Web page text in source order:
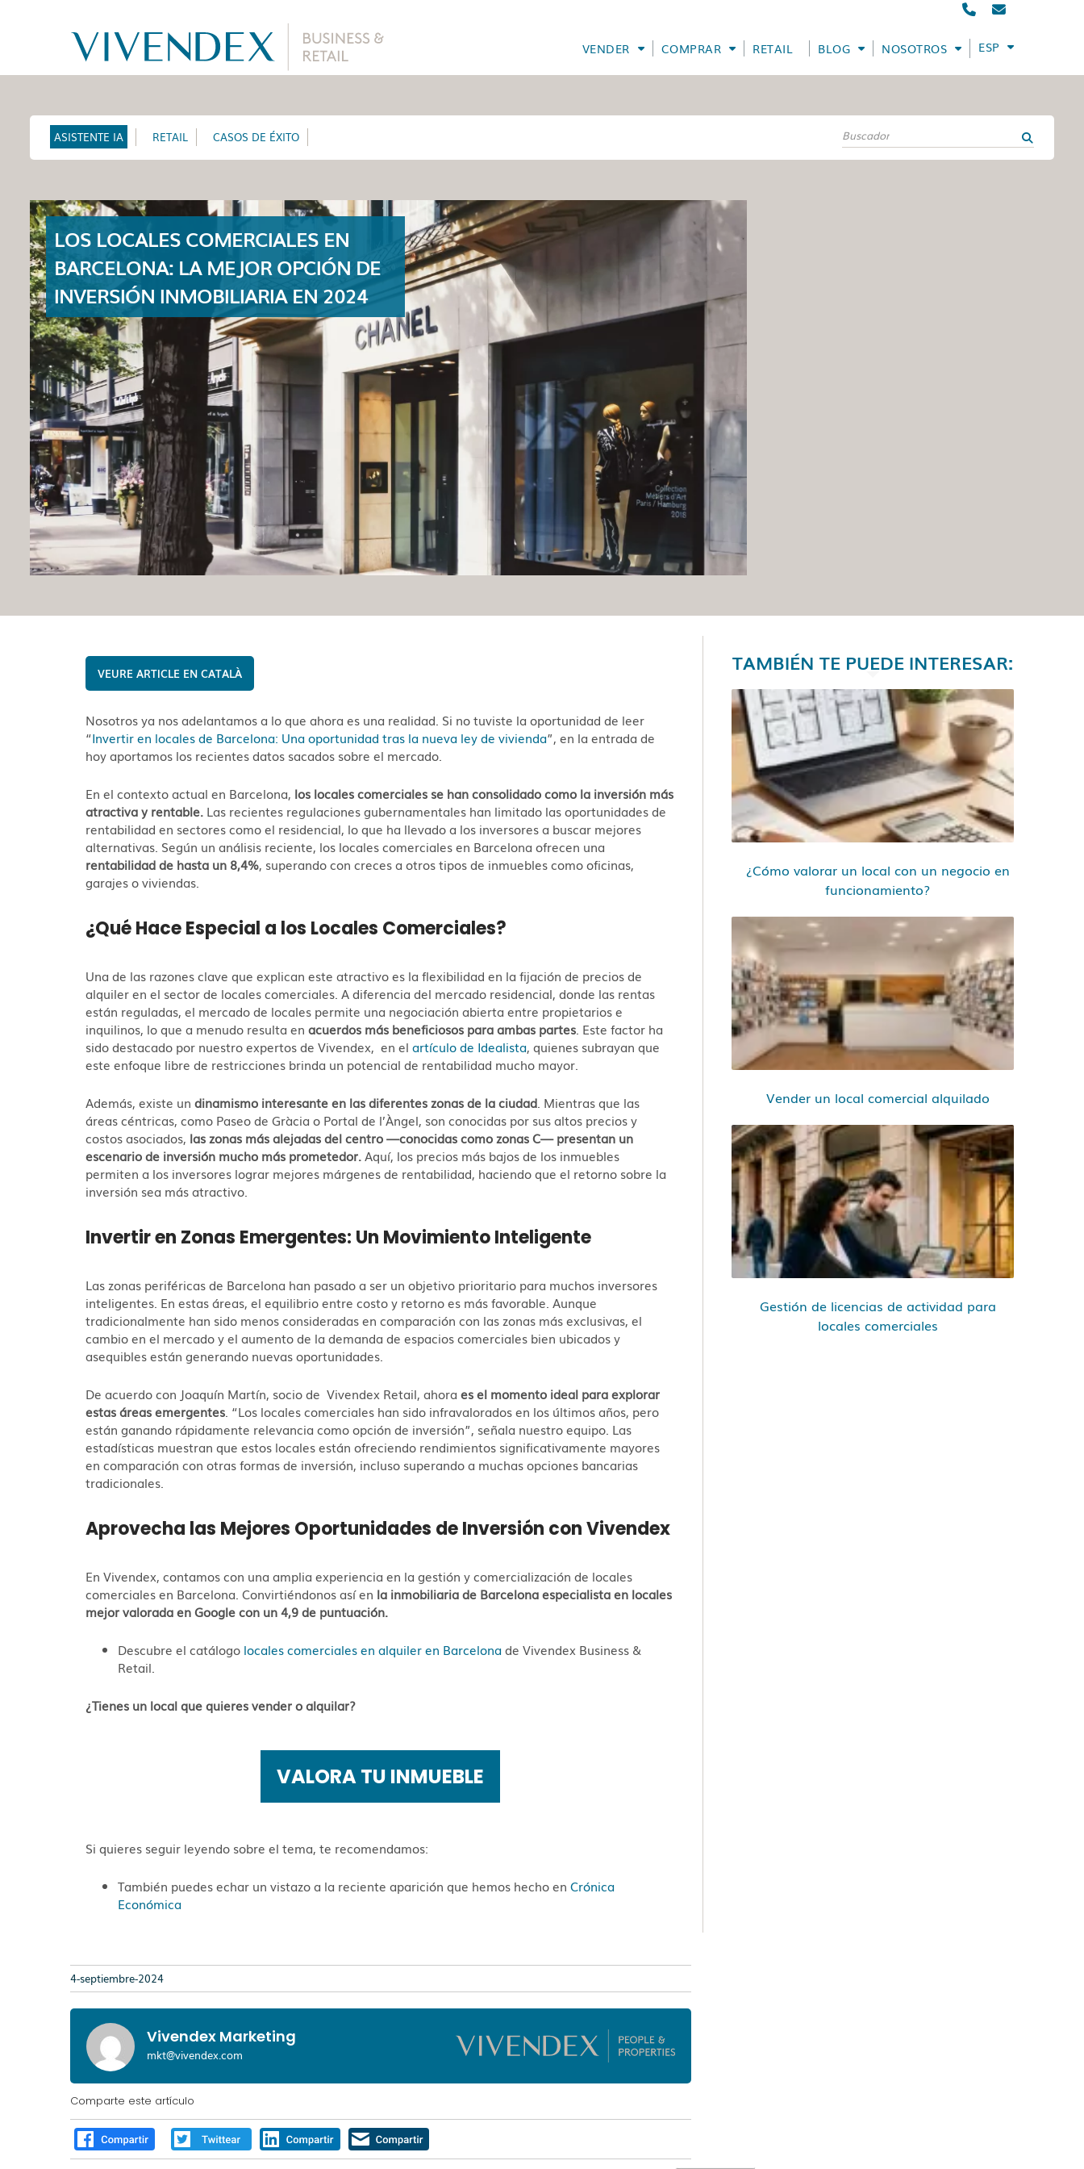
VENDER COMPRAR RETAIL BLOG NOSOTROS ESPAÑOL
ASISTENTE IA RETAIL CASOS DE ÉXITO
LOS LOCALES COMERCIALES EN
BARCELONA: LA MEJOR OPCIÓN DE
INVERSIÓN INMOBILIARIA EN 2024
CATALÀ
Nosotros ya nos adelantamos a lo que ahora es una realidad. Si no tuviste la oportunidad de leer
“Invertir en locales de Barcelona: Una oportunidad tras la nueva ley de vivienda”, en la entrada de
hoy aportamos los recientes datos sacados sobre el mercado.
En el contexto actual en Barcelona, los locales comerciales se han consolidado como la inversión más
atractiva y rentable. Las recientes regulaciones gubernamentales han limitado las oportunidades de
rentabilidad en sectores como el residencial, lo que ha llevado a los inversores a buscar mejores
alternativas. Según un análisis reciente, los locales comerciales en Barcelona ofrecen una
rentabilidad de hasta un 8,4%, superando con creces a otros tipos de inmuebles como oficinas,
garajes o viviendas.
¿Qué Hace Especial a los Locales Comerciales?
Una de las razones clave que explican este atractivo es la flexibilidad en la fijación de precios de
alquiler en el sector de locales comerciales. A diferencia del mercado residencial, donde las rentas
están reguladas, el mercado de locales permite una negociación abierta entre propietarios e
inquilinos, lo que a menudo resulta enacuerdos más beneficiosos para ambas partes . Este factor ha
sido destacado por nuestro expertos de Vivendex, en elartículo de Idealista, quienes subrayan que
este enfoque libre de restricciones brinda un potencial de rentabilidad mucho mayor.
Además, existe undinamismo interesante en las diferentes zonas de la ciudad . Mientras que las
áreas céntricas, como Paseo de Gràcia o Portal de l’Àngel, son conocidas por sus altos precios y
costos asociados, las zonas más alejadas del centro —conocidas como zonas C— presentan un
escenario de inversión mucho más prometedor.Aquí, los precios más bajos de los inmuebles
permiten a los inversores lograr mejores márgenes de rentabilidad, haciendo que el retorno sobre la
inversión sea más atractivo.
Invertir en Zonas Emergentes: Un Movimiento Inteligente
Las zonas periféricas de Barcelona han pasado a ser un objetivo prioritario para muchos inversores
inteligentes. En estas áreas, el equilibrio entre costo y retorno es más favorable. Aunque
tradicionalmente han sido menos consideradas en comparación con las zonas más exclusivas, el
cambio en el mercado y el aumento de la demanda de espacios comerciales bien ubicados y
asequibles están generando nuevas oportunidades.
De acuerdo con Joaquín Martín, socio de Vivendex Retail, ahoraes el momento ideal para explorar
estas áreas emergentes . “Los locales comerciales han sido infravalorados en los últimos años, pero
están ganando rápidamente relevancia como opción de inversión”, señala nuestro equipo. Las
estadísticas muestran que estos locales están ofreciendo rendimientos significativamente mayores
en comparación con otras formas de inversión, incluso superando a muchas opciones bancarias
tradicionales.
Aprovecha las Mejores Oportunidades de Inversión con Vivendex
En Vivendex, contamos con una amplia experiencia en la gestión y comercialización de locales
comerciales en Barcelona. Convirtiéndonos así en la inmobiliaria de Barcelona especialista en locales
mejor valorada en Google con un 4,9 de puntuación.
Descubre el catálogo locales comerciales en alquiler en Barcelonade Vivendex Business &
Retail.
¿Tienes un local que quieres vender o alquilar?
VALORA TU INMUEBLE
Si quieres seguir leyendo sobre el tema, te recomendamos:
También puedes echar un vistazo a la reciente aparición que hemos hecho enCrónica
Económica
4-septiembre-2024
Vivendex Marketing
mkt@vivendex.com
Comparte este artículo
TAMBIÉN TE PUEDE INTERESAR:
¿Cómo valorar un local con un negocio en
funcionamiento?
Vender un local comercial alquilado
Gestión de licencias de actividad para
locales comerciales